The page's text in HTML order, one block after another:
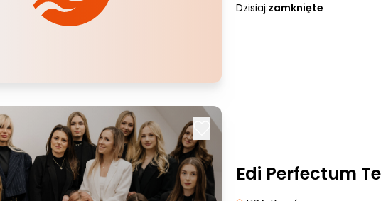
Dzisiaj:zamknięte
Edi Perfectum